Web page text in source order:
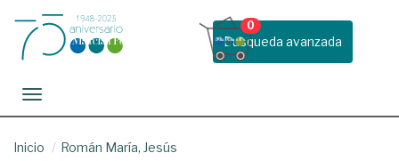
Busqueda avanzada
0
Toggle navigation
Inicio Román María, Jesús